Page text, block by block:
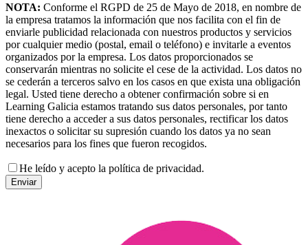
NOTA: Conforme el RGPD de 25 de Mayo de 2018, en nombre de
la empresa tratamos la información que nos facilita con el fin de
enviarle publicidad relacionada con nuestros productos y servicios
por cualquier medio (postal, email o teléfono) e invitarle a eventos
organizados por la empresa. Los datos proporcionados se
conservarán mientras no solicite el cese de la actividad. Los datos no
se cederán a terceros salvo en los casos en que exista una obligación
legal. Usted tiene derecho a obtener confirmación sobre si en
Learning Galicia estamos tratando sus datos personales, por tanto
tiene derecho a acceder a sus datos personales, rectificar los datos
inexactos o solicitar su supresión cuando los datos ya no sean
necesarios para los fines que fueron recogidos.
He leído y acepto la política de privacidad.
Enviar